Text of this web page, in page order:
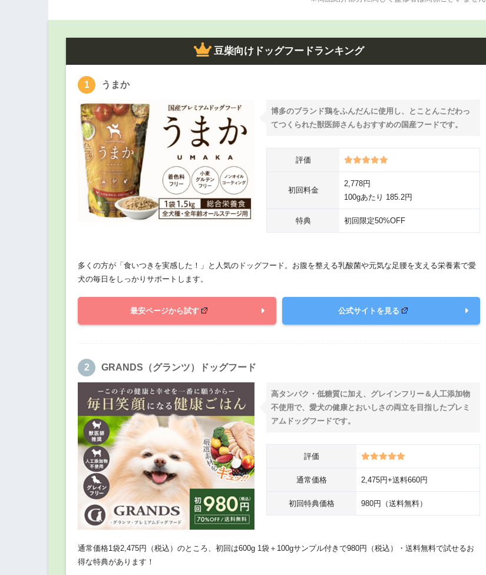
豆柴向けドッグフードランキング
うまか
博多のブランド鶏をふんだんに使用し、とことんこだわっ
てつくられた獣医師さんもおすすめの国産フードです。
評価
初回料金
2,778円
100gあたり 185.2円
特典 初回限定50%OFF
多くの方が「食いつきを実感した！」と人気のドッグフード。お腹を整える乳酸菌や元気な足腰を支える栄養素で愛
犬の毎日をしっかりサポートします。
最安ページから試す 公式サイトを見る
GRANDS（グランツ）ドッグフード
高タンパク・低糖質に加え、グレインフリー＆人工添加物
不使用で、愛犬の健康とおいしさの両立を目指したプレミ
アムドッグフードです。
評価
通常価格 2,475円+送料660円
初回特典価格 980円（送料無料）
通常価格1袋2,475円（税込）のところ、初回は600g 1袋＋100gサンプル付きで980円（税込）・送料無料で試せるお
得な特典があります！